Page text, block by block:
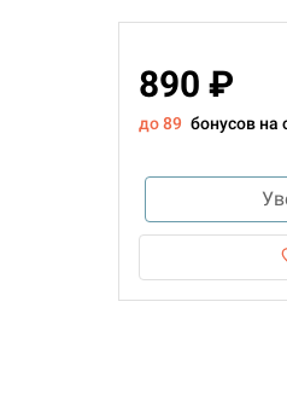
890 ₽
до 89 бонусов